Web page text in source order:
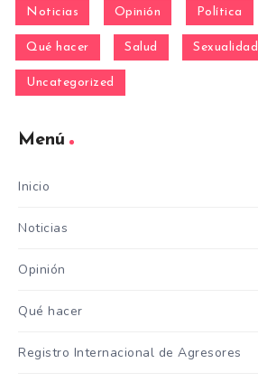
Noticias Opinión Política
Qué hacer Salud Sexualidad
Uncategorized
Menú
Inicio
Noticias
Opinión
Qué hacer
Registro Internacional de Agresores